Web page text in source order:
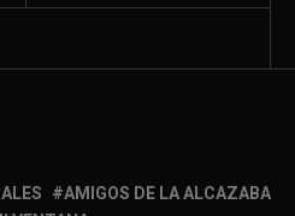
AMIGOS DE LA ALCAZABA